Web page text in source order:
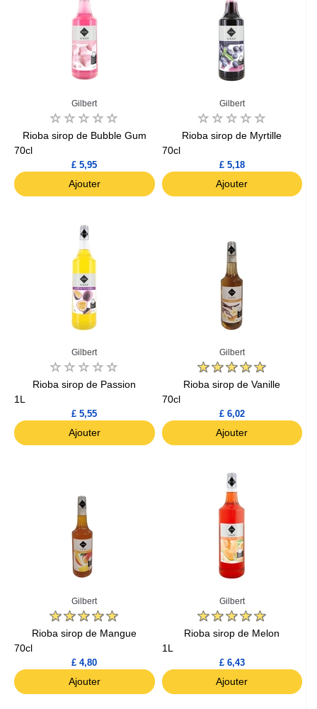
Gilbert
Rioba sirop de Bubble Gum
70cl
£ 5,95
Ajouter
Gilbert
Rioba sirop de Myrtille
70cl
£ 5,18
Ajouter
Gilbert
Rioba sirop de Passion
1L
£ 5,55
Ajouter
Gilbert
Rioba sirop de Vanille
70cl
£ 6,02
Ajouter
Gilbert
Rioba sirop de Mangue
70cl
£ 4,80
Ajouter
Gilbert
Rioba sirop de Melon
1L
£ 6,43
Ajouter